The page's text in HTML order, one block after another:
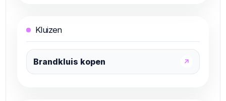
Kluizen
Brandkluis kopen ↗